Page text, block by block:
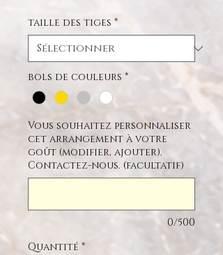
taille des tiges *
bols de couleurs *
Vous souhaitez personnaliser
cet arrangement à votre
goût (modifier, ajouter).
Contactez-nous. (facultatif)
0/500
Quantité *